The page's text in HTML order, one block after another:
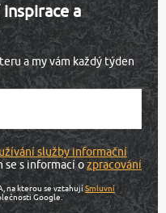
a
a my vám každý týden
služby informační
se s informací ozpracování
na kterou se vztahujíSmluvní
Google.